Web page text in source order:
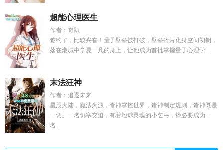
超能心理医生
作者：奇趴
签约了，比较兴奋！量子壁垒被打破，壁垒碎片化身空间初钥，
落在港城中学夏一凡的身上，让他成为首批掌握量子心理学...
末法狂神
作者：追逐未来
星辰大陆，魔法为源，诸神掌控世界，诸神制定规则，诸神既是
一切。一名饥寒交迫，有着地球灵魂的小乞丐，势必要成为一
名...